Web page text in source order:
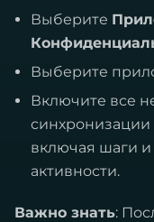
Выберите
Выберите
Включите все
синхронизации
включая шаги
активности.
Важно знать: